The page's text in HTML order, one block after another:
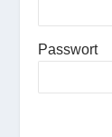
Passwort